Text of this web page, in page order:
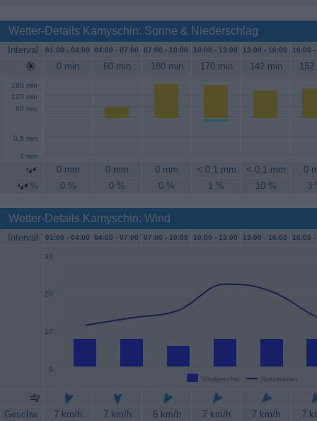
Wetter-Details Kamyschin: Sonne & Niederschlag
Interval 01:00 - 04:00 04:00 - 07:00 07:00 - 10:00 10:00 - 13:00 13:00 - 16:00 16:00 -
0 min 60 min 180 min 170 min 142 min 152
60 min
120 min
180 min
0.5 mm
1 mm
0 mm 0 mm 0 mm < 0,1 mm < 0,1 mm
0
%
0 % 0 % 0 % 1 % 10 % 3
Wetter-Details Kamyschin: Wind
Interval 01:00 - 04:00 04:00 - 07:00 07:00 - 10:00 10:00 - 13:00 13:00 - 16:00 16:00 -
Windgeschw. Spitzenböen
0
10
20
30
Geschw. 7 km/h 7 km/h 6 km/h 7 km/h 7 km/h
7